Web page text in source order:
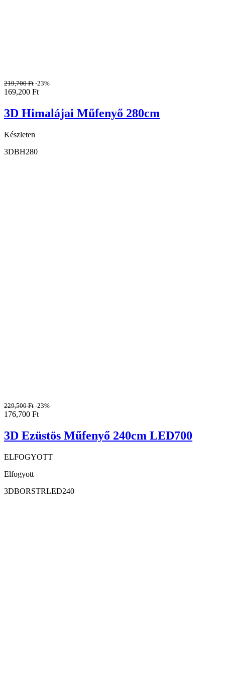
219,700Ft -23%
169,200 Ft
3D Himalájai Műfenyő 280cm
Készleten
3DBH280
229,500Ft -23%
176,700 Ft
3D Ezüstös Műfenyő 240cm LED700
ELFOGYOTT
Elfogyott
3DBORSTRLED240